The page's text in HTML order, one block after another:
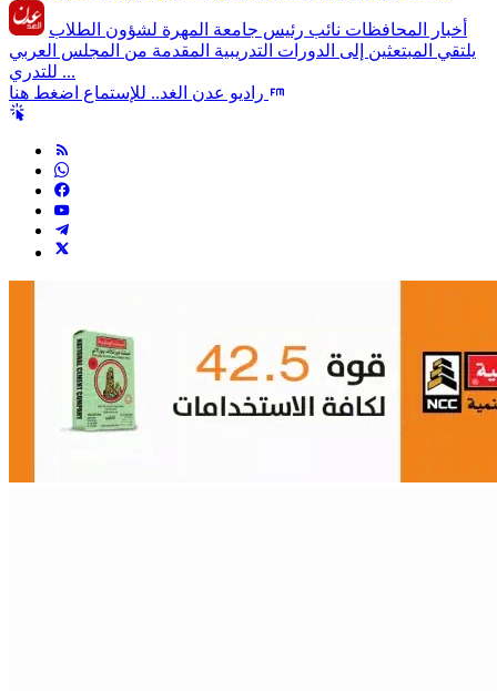
أخبار المحافظات نائب رئيس جامعة المهرة لشؤون الطلاب
يلتقي المبتعثين إلى الدورات التدريبية المقدمة من المجلس العربي
للتدري ...